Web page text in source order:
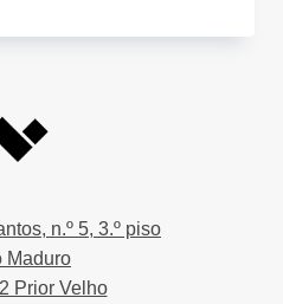
n.º 5, 3.º piso
Maduro
Prior Velho